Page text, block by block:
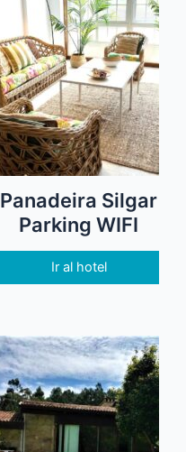
Panadeira Silgar
Parking WIFI
Ir al hotel